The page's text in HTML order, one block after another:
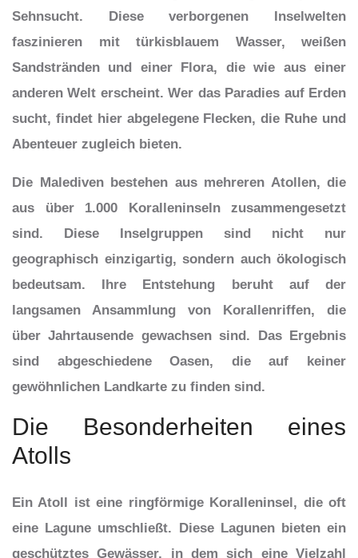
Sehnsucht. Diese verborgenen Inselwelten
faszinieren mit türkisblauem Wasser, weißen
Sandstränden und einer Flora, die wie aus einer
anderen Welt erscheint. Wer das Paradies auf Erden
sucht, findet hier abgelegene Flecken, die Ruhe und
Abenteuer zugleich bieten.
Die Malediven bestehen aus mehreren Atollen, die
aus über 1.000 Koralleninseln zusammengesetzt
sind. Diese Inselgruppen sind nicht nur
geographisch einzigartig, sondern auch ökologisch
bedeutsam. Ihre Entstehung beruht auf der
langsamen Ansammlung von Korallenriffen, die
über Jahrtausende gewachsen sind. Das Ergebnis
sind abgeschiedene Oasen, die auf keiner
gewöhnlichen Landkarte zu finden sind.
Die Besonderheiten eines
Atolls
Ein Atoll ist eine ringförmige Koralleninsel, die oft
eine Lagune umschließt. Diese Lagunen bieten ein
geschütztes Gewässer, in dem sich eine Vielzahl